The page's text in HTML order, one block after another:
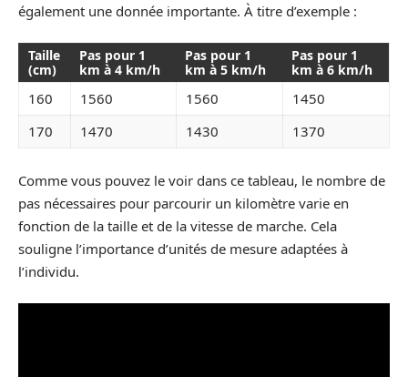
également une donnée importante. À titre d’exemple :
Taille
(cm)
Pas pour 1
km à 4 km/h
Pas pour 1
km à 5 km/h
Pas pour 1
km à 6 km/h
160 1560 1560
1450
170
1470 1430 1370
Comme vous pouvez le voir dans ce tableau, le nombre de
pas nécessaires pour parcourir un kilomètre varie en
fonction de la taille et de la vitesse de marche. Cela
souligne l’importance d’unités de mesure adaptées à
l’individu.